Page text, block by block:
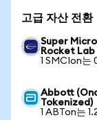
고급 자산 전환
Super
Rocket
1 SMCIon는
Abbott
Tokenized)
1 ABTon는